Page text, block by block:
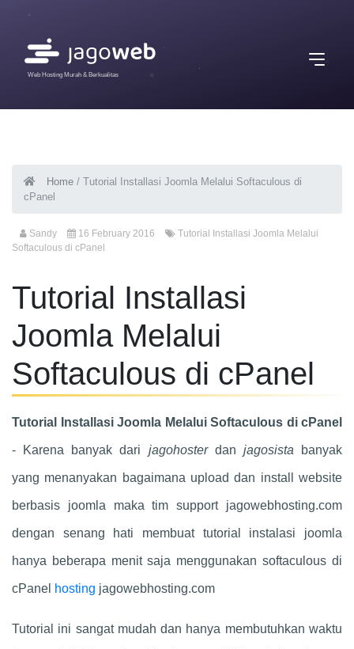
Web Hosting Murah & Berkualitas
Home / Tutorial Installasi Joomla Melalui Softaculous di
cPanel
Sandy 16 February 2016
Tutorial Installasi Joomla Melalui
Softaculous di cPanel
Tutorial Installasi
Joomla Melalui
Softaculous di cPanel
Tutorial Installasi Joomla Melalui Softaculous di cPanel
- Karena banyak dari jagohosterdan jagosista banyak
yang menanyakan bagaimana upload dan install website
berbasis joomla maka tim support jagowebhosting.com
dengan senang hati membuat tutorial instalasi joomla
hanya beberapa menit saja menggunakan softaculous di
cPanel hosting jagowebhosting.com
Tutorial ini sangat mudah dan hanya membutuhkan waktu